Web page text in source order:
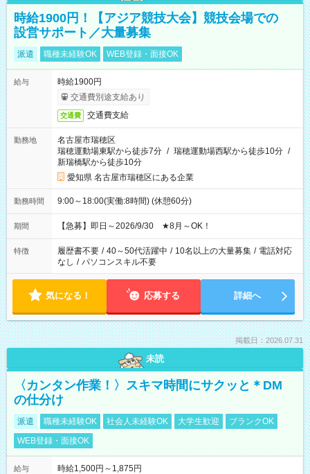
時給1900円！【アジア競技大会】競技会場での
設営サポート／大量募集
派遣 職種未経験OK WEB登録・面接OK
給与
時給1900円
交通費別途支給あり
交通費 交通費支給
勤務地
名古屋市瑞穂区
瑞穂運動場東駅から徒歩7分 / 瑞穂運動場西駅から徒歩10分 /
新瑞橋駅から徒歩10分
愛知県 名古屋市瑞穂区にある企業
勤務時間 9:00～18:00(実働:8時間) (休憩60分)
期間 【急募】即日～2026/9/30 ★8月～OK！
特徴 履歴書不要 / 40～50代活躍中 / 10名以上の大量募集 / 電話対応
なし / パソコンスキル不要
気になる！ 応募する 詳細へ
掲載日：2026.07.31
未読
〈カンタン作業！〉スキマ時間にサクッと＊DM
の仕分け
派遣 職種未経験OK 社会人未経験OK 大学生歓迎
ブランクOK
WEB登録・面接OK
給与
時給1,500円～1,875円